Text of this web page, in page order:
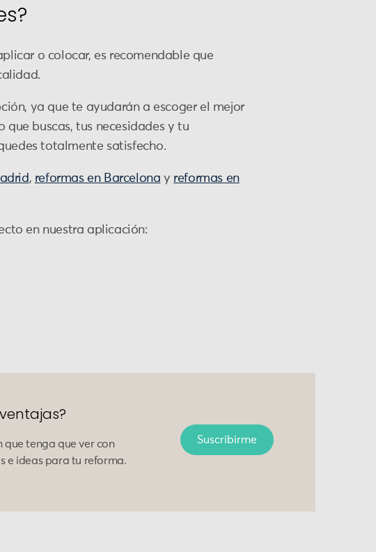
o colocar, es recomendable que
ya que te ayudarán a escoger el mejor
buscas, tus necesidades y tu
totalmente satisfecho.
, reformas en Barcelona y reformas en
en nuestra aplicación:
que tenga que ver con
e ideas para tu reforma.
Suscribirme